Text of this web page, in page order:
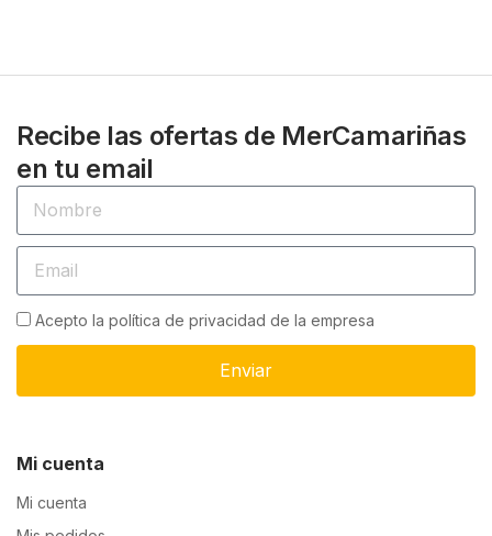
Recibe las ofertas de MerCamariñas
en tu email
Acepto la política de privacidad de la empresa
Enviar
Mi cuenta
Mi cuenta